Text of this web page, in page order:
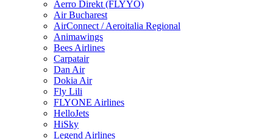
Aerro Direkt (FLYYO)
Air Bucharest
AirConnect / Aeroitalia Regional
Animawings
Bees Airlines
Carpatair
Dan Air
Dokia Air
Fly Lili
FLYONE Airlines
HelloJets
HiSky
Legend Airlines